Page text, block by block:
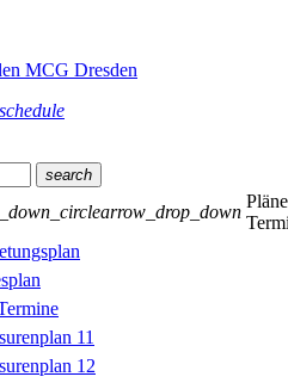
MCG Dresden
schedule
search
arrow_drop_down
11
12